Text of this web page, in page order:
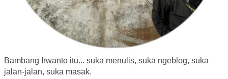
Bambang Irwanto itu... suka menulis, suka ngeblog, suka
jalan-jalan, suka masak.